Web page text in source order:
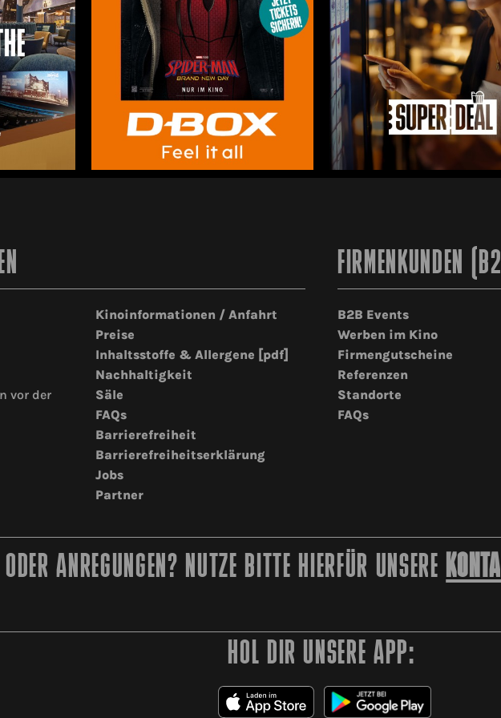
vor der
Kinoinformationen / Anfahrt
Preise
Inhaltsstoffe & Allergene [pdf]
Nachhaltigkeit
Säle
FAQs
Barrierefreiheit
Barrierefreiheitserklärung
Jobs
Partner
FIRMENKUNDEN
B2B Events
Werben im Kino
Firmengutscheine
Referenzen
Standorte
FAQs
ANREGUNGEN? NUTZE BITTE HIERFÜR UNSERE
HOL DIR UNSERE APP: